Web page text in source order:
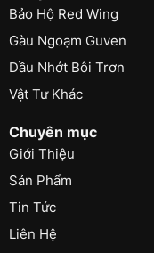
Bảo Hộ Red Wing
Gàu Ngoạm Guven
Dầu Nhớt Bôi Trơn
Vật Tư Khác
Chuyên mục
Giới Thiệu
Sản Phẩm
Tin Tức
Liên Hệ